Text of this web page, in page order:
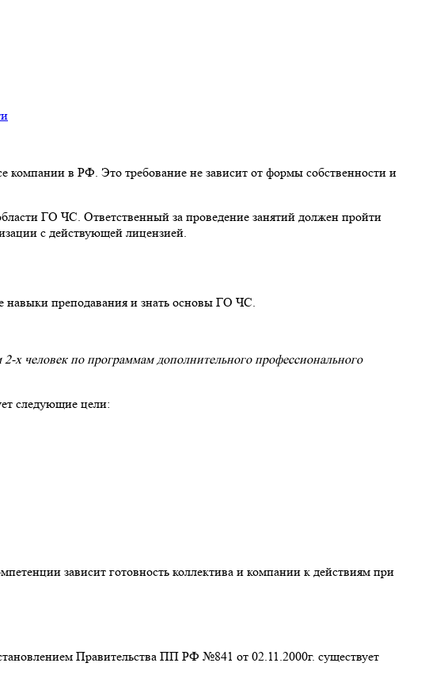
компании в РФ. Это требование не зависит от формы собственности и
ГО ЧС. Ответственный за проведение занятий должен пройти
с действующей лицензией.
навыки преподавания и знать основы ГО ЧС.
человек по программам дополнительного профессионального
следующие цели:
зависит готовность коллектива и компании к действиям при
Правительства ПП РФ №841 от 02.11.2000г. существует